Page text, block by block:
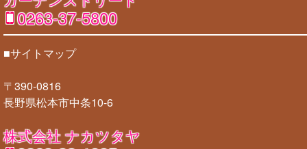
0263-37-5800
■サイトマップ
〒390-0816
長野県松本市中条10-6
株式会社 ナカツタヤ